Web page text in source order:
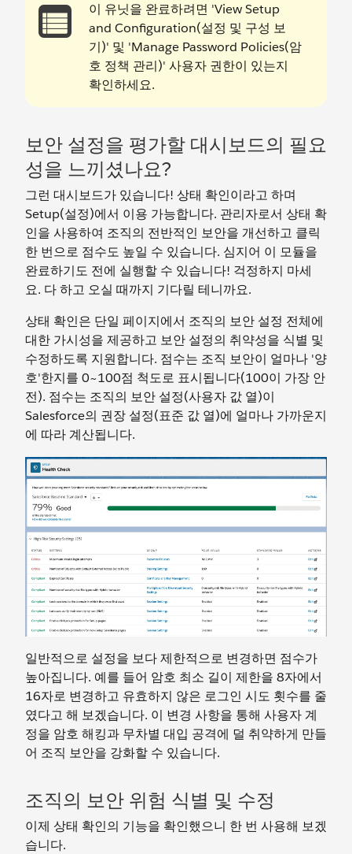
이 유닛을 완료하려면 'View Setup
and Configuration(설정 및 구성 보
기)' 및 'Manage Password Policies(암
호 정책 관리)' 사용자 권한이 있는지
확인하세요.
보안 설정을 평가할 대시보드의 필요
성을 느끼셨나요?
그런 대시보드가 있습니다! 상태 확인이라고 하며
Setup(설정)에서 이용 가능합니다. 관리자로서 상태 확
인을 사용하여 조직의 전반적인 보안을 개선하고 클릭
한 번으로 점수도 높일 수 있습니다. 심지어 이 모듈을
완료하기도 전에 실행할 수 있습니다! 걱정하지 마세
요. 다 하고 오실 때까지 기다릴 테니까요.
상태 확인은 단일 페이지에서 조직의 보안 설정 전체에
대한 가시성을 제공하고 보안 설정의 취약성을 식별 및
수정하도록 지원합니다. 점수는 조직 보안이 얼마나 '양
호'한지를 0~100점 척도로 표시됩니다(100이 가장 안
전). 점수는 조직의 보안 설정(사용자 값 열)이
Salesforce의 권장 설정(표준 값 열)에 얼마나 가까운지
에 따라 계산됩니다.
일반적으로 설정을 보다 제한적으로 변경하면 점수가
높아집니다. 예를 들어 암호 최소 길이 제한을 8자에서
16자로 변경하고 유효하지 않은 로그인 시도 횟수를 줄
였다고 해 보겠습니다. 이 변경 사항을 통해 사용자 계
정을 암호 해킹과 무차별 대입 공격에 덜 취약하게 만들
어 조직 보안을 강화할 수 있습니다.
조직의 보안 위험 식별 및 수정
이제 상태 확인의 기능을 확인했으니 한 번 사용해 보겠
습니다.